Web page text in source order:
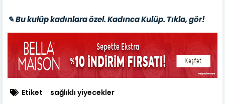
✎ Bu kulüp kadınlara özel. Kadınca Kulüp. Tıkla, gör!
Etiket sağlıklı yiyecekler